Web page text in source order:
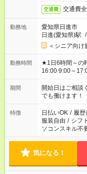
交通費 交通費
勤務地
愛知県日進市
日進(愛知県)駅 /
＜シニア向け
勤務時間
★1日6時間～の時短シフトOK ★ス
16:00 9:00～17:00
場合、他のお仕
ん ※法令に基づ
となります ※労
短時間・短期間
期間
開始日はご相
でも働けます！
特徴 日払いOK / 履歴
服装自由 / シフ
ソコンスキル不
気になる！